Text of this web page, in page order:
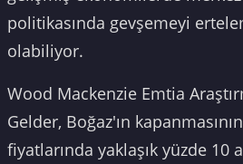
politikasında gevşemeyi
olabiliyor.
Wood Mackenzie Emtia
Gelder, Boğaz'ın
fiyatlarında yaklaşık yüzde 10